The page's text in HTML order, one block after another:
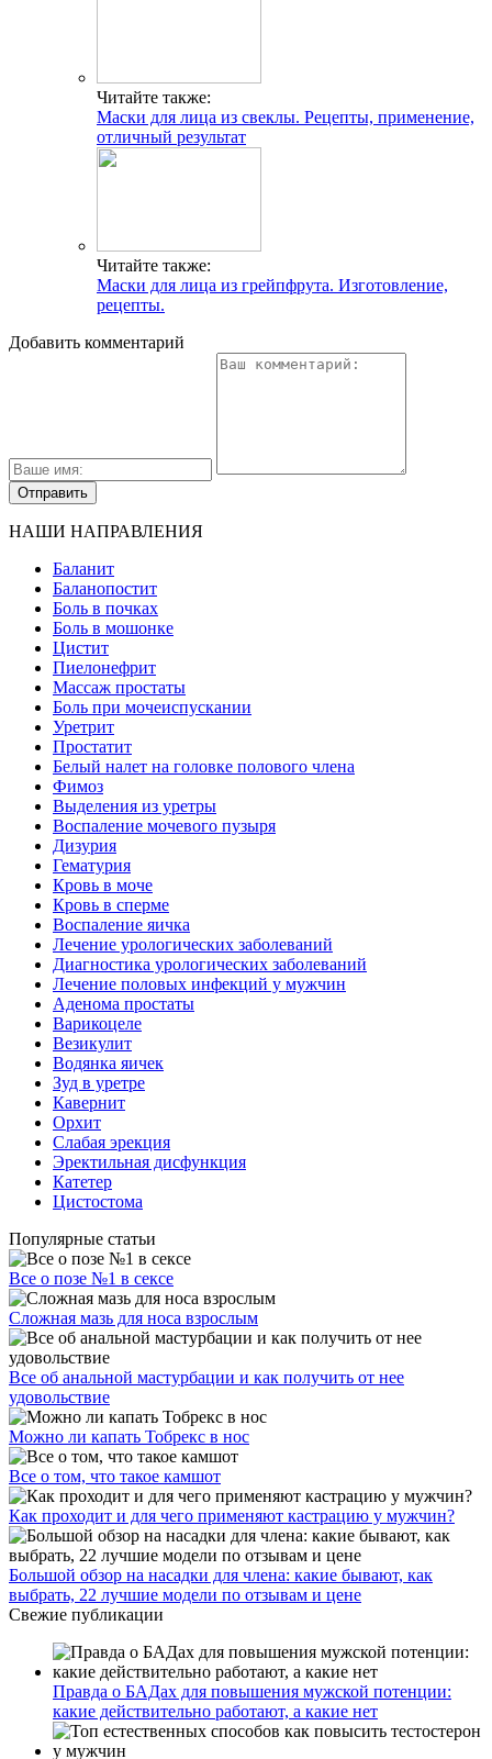
Читайте также:
Маски для лица из свеклы. Рецепты, применение,
отличный результат
Читайте также:
Маски для лица из грейпфрута. Изготовление,
рецепты.
Добавить комментарий
НАШИ НАПРАВЛЕНИЯ
Баланит
Баланопостит
Боль в почках
Боль в мошонке
Цистит
Пиелонефрит
Массаж простаты
Боль при мочеиспускании
Уретрит
Простатит
Белый налет на головке полового члена
Фимоз
Выделения из уретры
Воспаление мочевого пузыря
Дизурия
Гематурия
Кровь в моче
Кровь в сперме
Воспаление яичка
Лечение урологических заболеваний
Диагностика урологических заболеваний
Лечение половых инфекций у мужчин
Аденома простаты
Варикоцеле
Везикулит
Водянка яичек
Зуд в уретре
Кавернит
Орхит
Слабая эрекция
Эректильная дисфункция
Катетер
Цистостома
Популярные статьи
Все о позе №1 в сексе
Сложная мазь для носа взрослым
Все об анальной мастурбации и как получить от нее
удовольствие
Можно ли капать Тобрекс в нос
Все о том, что такое камшот
Как проходит и для чего применяют кастрацию у мужчин?
Большой обзор на насадки для члена: какие бывают, как
выбрать, 22 лучшие модели по отзывам и цене
Свежие публикации
Правда о БАДах для повышения мужской потенции:
какие действительно работают, а какие нет